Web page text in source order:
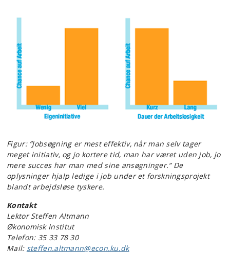
Figur: ”Jobsøgning er mest effektiv, når man selv tager
meget initiativ, og jo kortere tid, man har været uden job, jo
mere succes har man med sine ansøgninger.” De
oplysninger hjalp ledige i job under et forskningsprojekt
blandt arbejdsløse tyskere.
Kontakt
Lektor Steffen Altmann
Økonomisk Institut
Telefon: 35 33 78 30
Mail: steffen.altmann@econ.ku.dk